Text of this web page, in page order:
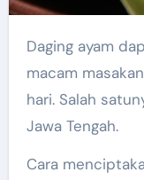
Daging ayam dapat diolah ke dalam berbagai
macam
hari. Salah
Jawa Tengah.
Cara